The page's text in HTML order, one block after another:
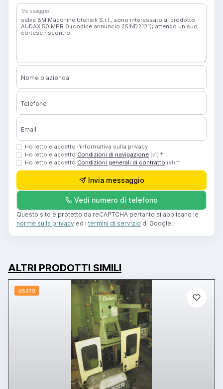
Messaggio
Nome o azienda
Telefono
Email
Ho letto e accetto l’informativa sulla privacy
Ho letto e accetto Condizioni di navigazione (v1) *
Ho letto e accetto Condizioni generali di contratto (v1) *
Invia messaggio
Vedi numero di telefono
Questo sito è protetto da reCAPTCHA pertanto si applicano le
norme sulla privacy ed i termini di servizio di Google.
ALTRI PRODOTTI SIMILI
usato